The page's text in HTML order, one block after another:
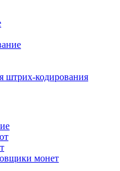
штрих-кодирования
монет